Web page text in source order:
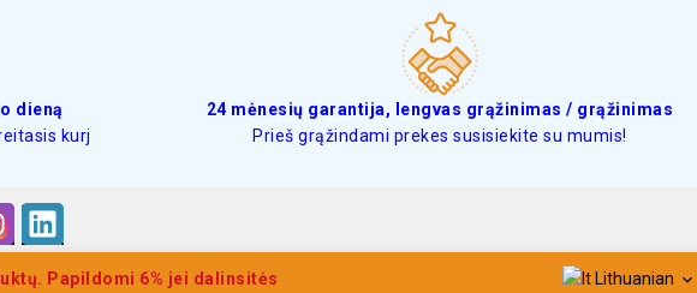
dieną
kurj
24 mėnesių garantija, lengvas grąžinimas / grąžinimas
Prieš grąžindami prekes susisiekite su mumis!
Papildomi 6% jei dalinsitės
Lithuanian 